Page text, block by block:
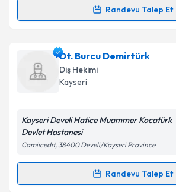
Kişisel verilerimin işlenmesine
Metni'ni okudum ve kişisel
Takvim Talebini
Randevu Talep Et
Randevu Takvimi Talebi
Dt. Turgay Güngöriçin randevu
oluşturun. Size bu uzmandan randevu
takvim hazırlandığında e-posta ile
Kişisel verilerimin işlenmesine
'ni okudum ve kişisel
kapsamda işlenmesini kabul
Dt. Burcu Demirtürk
Diş Hekimi
Kayseri
Kayseri Develi Hatice Muammer Kocatürk
Devlet Hastanesi
Camiicedit, 38400 Develi/Kayseri Province
Randevu Talep Et
Randevu Takvimi Talebi